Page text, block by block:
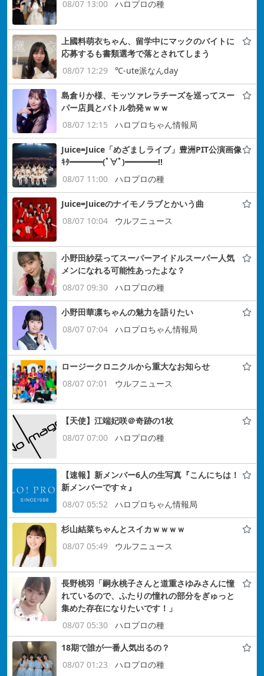
08/07 13:00 ハロプロの種
上國料萌衣ちゃん、留学中にマックのバイトに
応募するも書類選考で落とされてしまう
08/07 12:29
℃-ute派なんday
島倉りか様、モッツァレラチーズを巡ってスー
パー店員とバトル勃発ｗｗｗ
08/07 12:15
ハロプロちゃん情報局
Juice=Juice「めざましライブ」豊洲PIT公演画像
ｷﾀ━━━━(ﾟ∀ﾟ)━━━━!!
08/07 11:00
ハロプロの種
Juice=Juiceのナイモノラブとかいう曲
08/07 10:04
ウルフニュース
小野田紗栞ってスーパーアイドルスーパー人気
メンになれる可能性あったよな？
08/07 09:30
ハロプロの種
小野田華凛ちゃんの魅力を語りたい
08/07 07:04
ハロプロちゃん情報局
ロージークロニクルから重大なお知らせ
08/07 07:01
ウルフニュース
【天使】江端妃咲＠奇跡の1枚
08/07 07:00
ハロプロの種
【速報】新メンバー6人の生写真『こんにちは！
新メンバーです☆』
08/07 05:52
ハロプロちゃん情報局
杉山結菜ちゃんとスイカｗｗｗｗ
08/07 05:49
ウルフニュース
長野桃羽「嗣永桃子さんと道重さゆみさんに憧
れているので、ふたりの憧れの部分をぎゅっと
集めた存在になりたいです！」
08/07 05:30
ハロプロの種
18期で誰が一番人気出るの？
08/07 01:23
ハロプロの種